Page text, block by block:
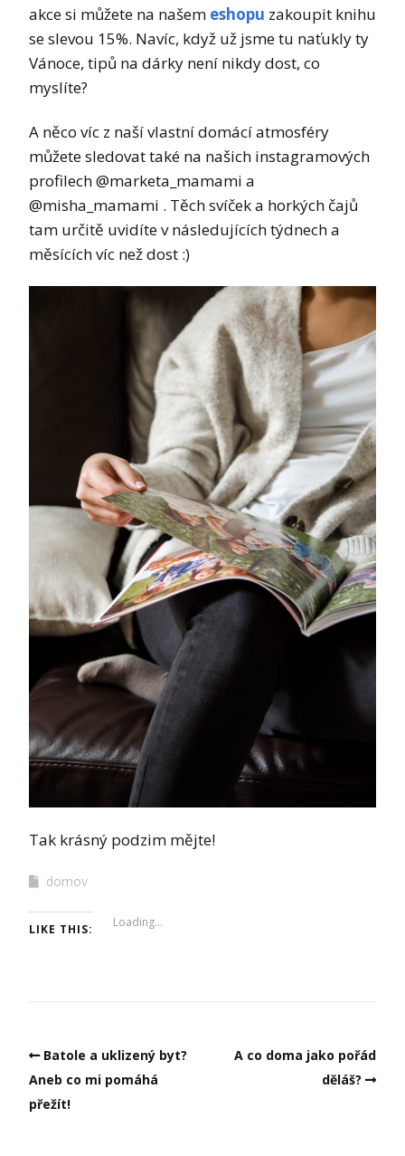
akce si můžete na našem eshopu zakoupit knihu
se slevou 15%. Navíc, když už jsme tu naťukly ty
Vánoce, tipů na dárky není nikdy dost, co
myslíte?
A něco víc z naší vlastní domácí atmosféry
můžete sledovat také na našich instagramových
profilech @marketa_mamami a
@misha_mamami . Těch svíček a horkých čajů
tam určitě uvidíte v následujících týdnech a
měsících víc než dost :)
Tak krásný podzim mějte!
domov
LIKE THIS: Loading...
Batole a uklizený byt?
Aneb co mi pomáhá
přežít!
A co doma jako pořád
děláš?